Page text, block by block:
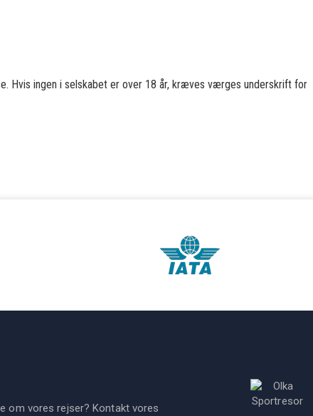
Hvis ingen i selskabet er over 18 år, kræves værges underskrift for
om vores rejser? Kontakt vores